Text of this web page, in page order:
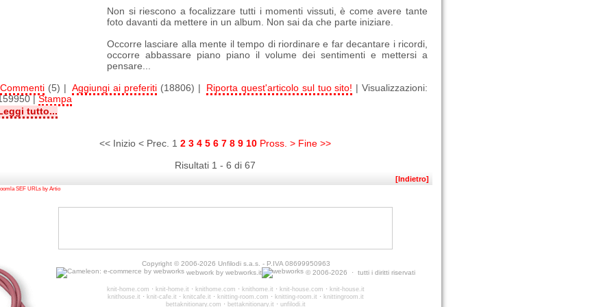
Non si riescono a focalizzare tutti i momenti vissuti, è come avere tante
foto davanti da mettere in un album. Non sai da che parte iniziare.
Occorre lasciare alla mente il tempo di riordinare e far decantare i ricordi,
occorre abbassare piano piano il volume dei sentimenti e mettersi a
pensare...
Commenti (5) | Aggiungi ai preferiti(18806) | Riporta quest'articolo sul tuo sito! | Visualizzazioni:
|Stampa
tutto...
<< Inizio < Prec. 1 2 3 4 5 6 7 8 9 10 Pross. > Fine >>
Risultati 1 - 6 di 67
[Indietro]
SEF URLs by Artio
Copyright © 2006-2026 Unfilodi s.a.s. - P.IVA 08699950963
webwork by webworks.it © 2006-2026 · tutti i diritti riservati
knit-home.com · knit-home.it · knithome.com · knithome.it · knit-house.com · knit-house.it
knithouse.it · knit-cafe.it · knitcafe.it · knitting-room.com · knitting-room.it · knittingroom.it
bettaknitionary.com · bettaknitionary.it · unfilodi.it